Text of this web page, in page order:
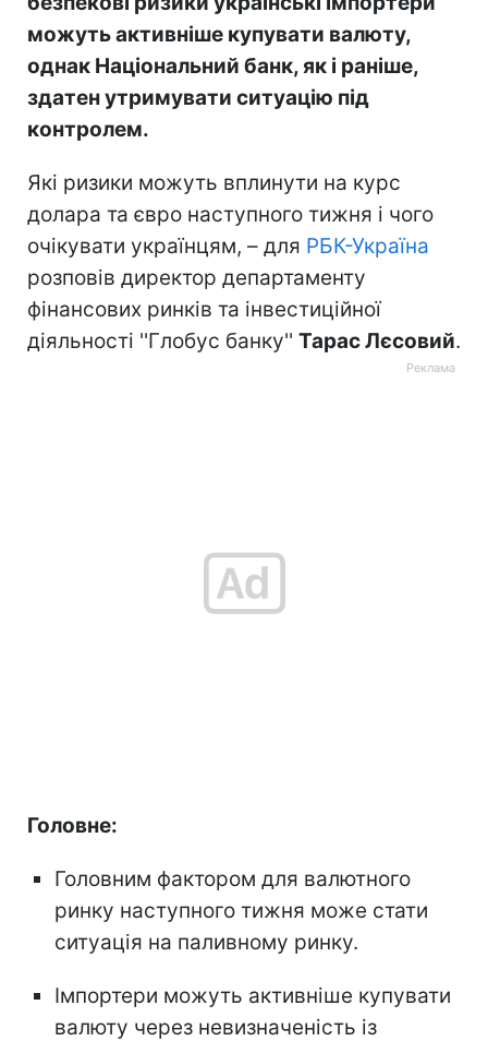
можуть активніше купувати валюту,
однак Національний банк, як і раніше,
здатен утримувати ситуацію під
контролем.
Які ризики можуть вплинути на курс
долара та євро наступного тижня і чого
очікувати українцям, – для РБК-Україна
розповів директор департаменту
фінансових ринків та інвестиційної
діяльності ''Глобус банку'' Тарас Лєсовий.
Головне:
Головним фактором для валютного
ринку наступного тижня може стати
ситуація на паливному ринку.
Імпортери можуть активніше купувати
валюту через невизначеність із